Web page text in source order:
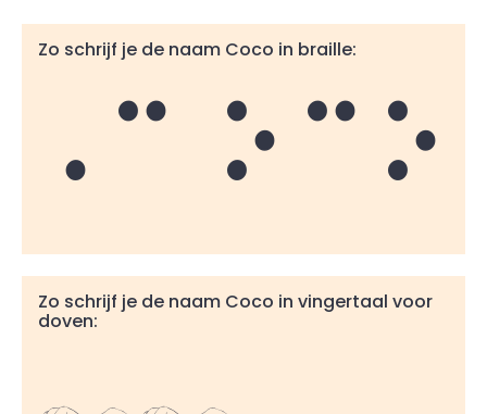
Zo schrijf je de naam Coco in braille:
Coco
Zo schrijf je de naam Coco in vingertaal voor
doven: